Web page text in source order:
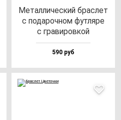
Метал­ли­чес­кий брас­лет
с по­да­роч­ном фут­ля­ре
с гра­ви­ров­кой
590 руб